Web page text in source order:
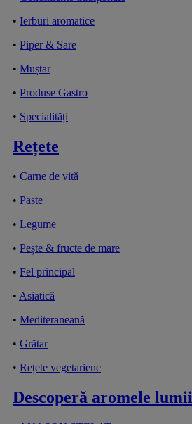
• Ierburi aromatice
• Piper & Sare
• Muștar
• Produse Gastro
• Specialități
Rețete
• Carne de vită
• Paste
• Legume
• Pește & fructe de mare
• Fel principal
• Asiatică
• Mediteraneană
• Grătar
• Rețete vegetariene
Descoperă aromele lumii